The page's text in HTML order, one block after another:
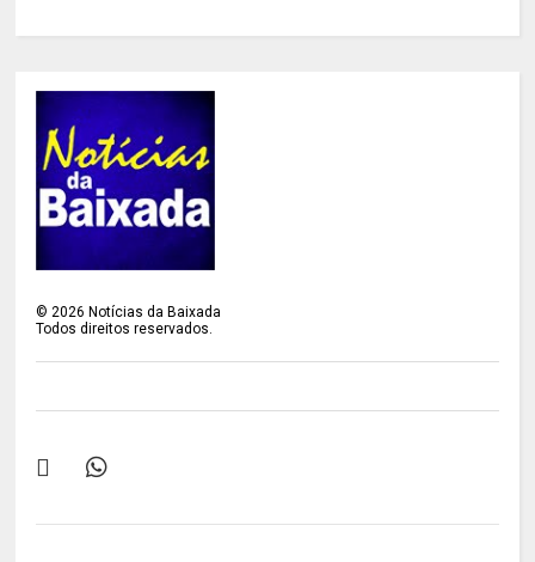
©2026 Notícias da Baixada
Todos direitos reservados.